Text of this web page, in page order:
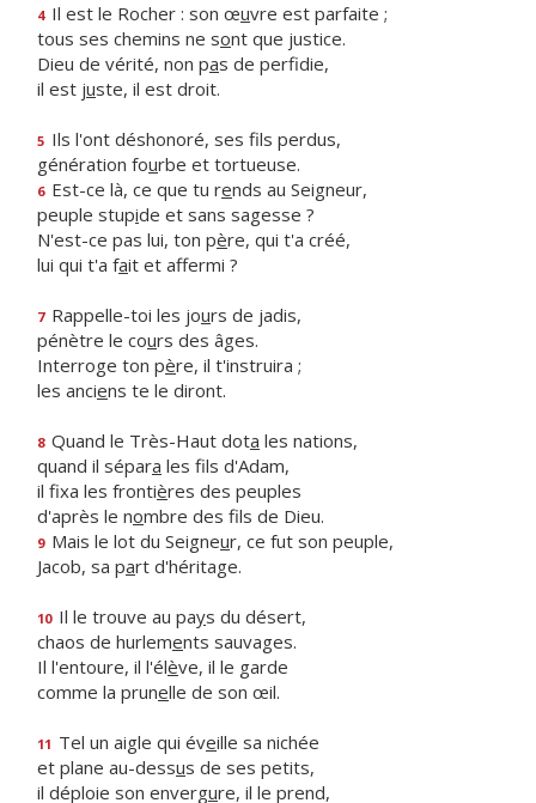
4 Il est le Rocher : son œuvre est parfaite ;
tous ses chemins ne sont que justice.
Dieu de vérité, non pas de perfidie,
il est juste, il est droit.
5 Ils l'ont déshonoré, ses fls perdus,
génération fourbe et tortueuse.
6 Est-ce là, ce que tu rends au Seigneur,
peuple stupide et sans sagesse ?
N'est-ce pas lui, ton père, qui t'a créé,
lui qui t'a fait et affermi ?
7 Rappelle-toi les jours de jadis,
pénètre le cours des âges.
Interroge ton père, il t'instruira ;
les anciens te le diront.
8 Quand le Très-Haut dota les nations,
quand il sépara les fils d'Adam,
il fixa les frontières des peuples
d'après le nombre des fils de Dieu.
9 Mais le lot du Seigneur, ce fut son peuple,
Jacob, sa part d'héritage.
10 Il le trouve au pays du désert,
chaos de hurlements sauvages.
Il l'entoure, il l'élève, il le garde
comme la prunelle de son œil.
11 Tel un aigle qui éveille sa nichée
et plane au-dessus de ses petits,
il déploie son envergure, il le prend,